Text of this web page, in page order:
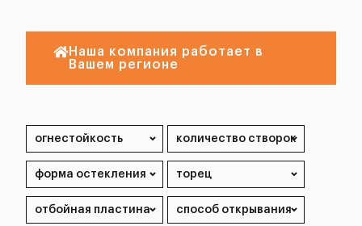
Наша компания работает в
Вашем регионе